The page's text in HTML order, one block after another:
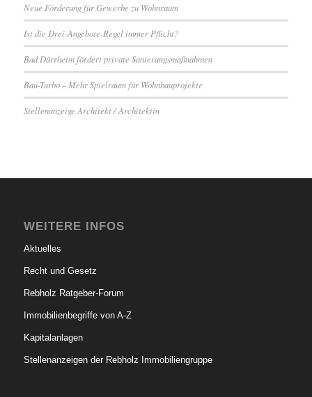
Neue Förderung für Gewerbe zu Wohnraum
Ist die Drei-Angebote-Regel immer Pflicht?
Bad Dürrheim fördert private Sanierungsmaßnahmen
Bau-Turbo – Mehr Spielraum für Wohnbauprojekte
Stellenanzeige Architekt / Architektin
WEITERE INFOS
Aktuelles
Recht und Gesetz
Rebholz Ratgeber-Forum
Immobilienbegriffe von A-Z
Kapitalanlagen
Stellenanzeigen der Rebholz Immobiliengruppe